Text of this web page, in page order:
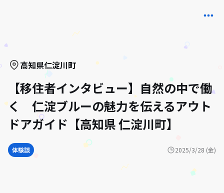
高知県仁淀川町
【移住者インタビュー】自然の中で働
く 仁淀ブルーの魅力を伝えるアウト
ドアガイド【高知県 仁淀川町】
体験談 2025/3/28 (金)